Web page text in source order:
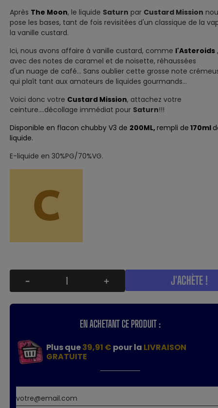
Après The Moon, le liquide Saturn par Custard Mission
pose les bases, tant de fois revisitées d'un classique de la
la vanille custard.
Ici, nous avons affaire à vanille custard, comme l'Asteroids ,
avec des notes de caramel et de noisette, réhaussées
d'un nuage de café... Sans oublier cette grosse note
qui plaît tant aux amateurs de liquides gourmands...
Voici donc votre Custard Mission, attachez votre
ceinture....décollage immédiat pour Saturn!!!
Disponible en flacon chubby V3 de 200ML,rempli de 170ml
liquide.
E-liquide en 30%PG/70%VG.
- + J'ACHÈTE !
EN ACHETANT CE PRODUIT :
Plus que39,91 € pour la LIVRAISON
GRATUITE